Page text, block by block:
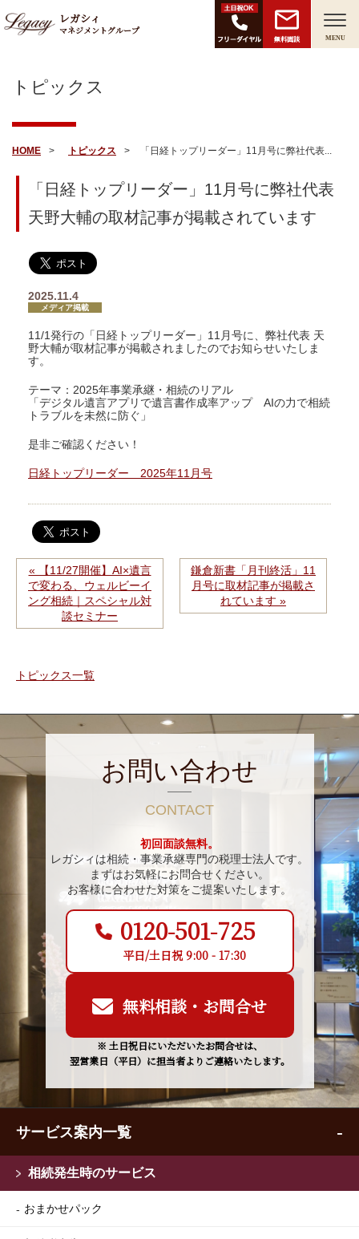
レガシィ
マネジメントグループ
無料面談 MENU
トピックス
HOME トピックス 「日経トップリーダー」11月号に弊社代表...
「日経トップリーダー」11月号に弊社代表
天野大輔の取材記事が掲載されています
2025.11.4
メディア掲載
11/1発行の「日経トップリーダー」11月号に、弊社代表 天
野大輔が取材記事が掲載されましたのでお知らせいたしま
す。
テーマ：2025年事業承継・相続のリアル
「デジタル遺言アプリで遺言書作成率アップ AIの力で相続
トラブルを未然に防ぐ」
是非ご確認ください！
日経トップリーダー 2025年11月号
« 【11/27開催】AI×遺言
で変わる、ウェルビーイ
ング相続｜スペシャル対
談セミナー
鎌倉新書「月刊終活」11
月号に取材記事が掲載さ
れています »
トピックス一覧
お問い合わせ
CONTACT
初回面談無料。
レガシィは相続・事業承継専門の税理士法人です。
まずはお気軽にお問合せください。
お客様に合わせた対策をご提案いたします。
0120-501-725
平日/土日祝 9:00 - 17:30
無料相談・お問合せ
※ 土日祝日にいただいたお問合せは、
翌営業日（平日）に担当者よりご連絡いたします。
サービス案内一覧
相続発生時のサービス
おまかせパック